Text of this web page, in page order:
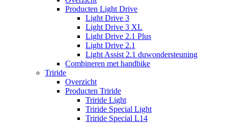
Producten Light Drive
Light Drive 3
Light Drive 3 XL
Light Drive 2.1 Plus
Light Drive 2.1
Light Assist 2.1 duwondersteuning
Combineren met handbike
Triride
Overzicht
Producten Triride
Triride Light
Triride Special Light
Triride Special L14